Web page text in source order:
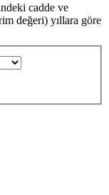
cadde ve
değeri) yıllara göre